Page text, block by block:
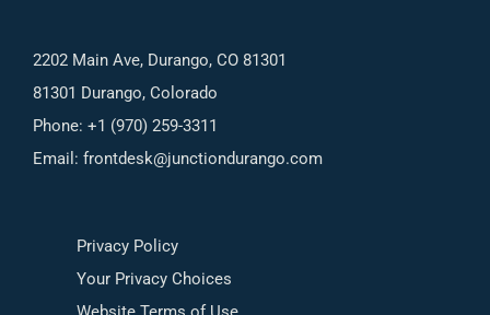
2202 Main Ave, Durango, CO 81301
81301 Durango, Colorado
Phone: +1 (970) 259-3311
Email: frontdesk@junctiondurango.com
Privacy Policy
Your Privacy Choices